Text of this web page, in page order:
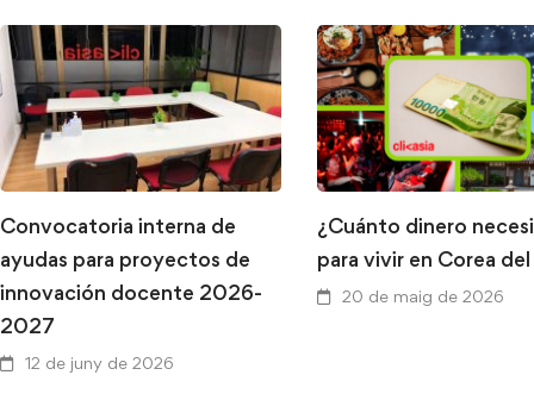
Convocatoria interna de
ayudas para proyectos de
innovación docente 2026-
2027
12 de juny de 2026
¿Cuánto dinero
para vivir en Corea del
20 de maig de 2026